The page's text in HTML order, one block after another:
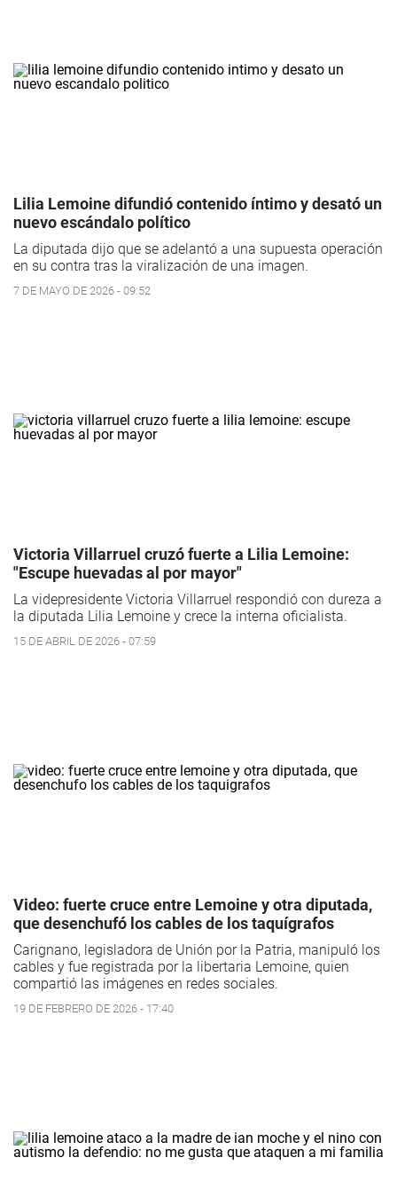
Lilia Lemoine difundió contenido íntimo y desató un
nuevo escándalo político
La diputada dijo que se adelantó a una supuesta operación
en su contra tras la viralización de una imagen.
7 DE MAYO DE 2026 - 09:52
Victoria Villarruel cruzó fuerte a Lilia Lemoine:
"Escupe huevadas al por mayor"
La videpresidente Victoria Villarruel respondió con dureza a
la diputada Lilia Lemoine y crece la interna oficialista.
15 DE ABRIL DE 2026 - 07:59
Video: fuerte cruce entre Lemoine y otra diputada,
que desenchufó los cables de los taquígrafos
Carignano, legisladora de Unión por la Patria, manipuló los
cables y fue registrada por la libertaria Lemoine, quien
compartió las imágenes en redes sociales.
19 DE FEBRERO DE 2026 - 17:40